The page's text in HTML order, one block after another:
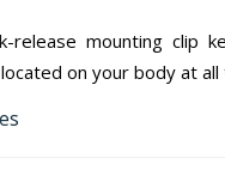
release mounting clip
on your body at all